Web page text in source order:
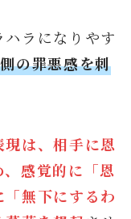
ハラになりやす
の罪悪感を刺
現は、相手に恩
感覚的に「恩
無下にするわ